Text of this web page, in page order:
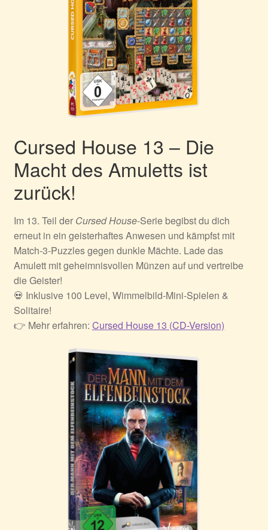
Cursed House 13 – Die
Macht des Amuletts ist
zurück!
Im 13. Teil der Cursed House-Serie begibst du dich
erneut in ein geisterhaftes Anwesen und kämpfst mit
Match-3-Puzzles gegen dunkle Mächte. Lade das
Amulett mit geheimnisvollen Münzen auf und vertreibe
die Geister!
💀 Inklusive 100 Level, Wimmelbild-Mini-Spielen &
Solitaire!
👉 Mehr erfahren: Cursed House 13 (CD-Version)